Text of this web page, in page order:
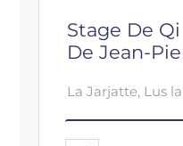
Stage De
De Jean-
La Jarjatte, Lus